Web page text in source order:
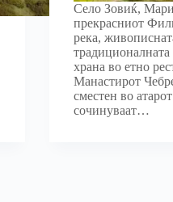
Село Зовиќ,
прекрасниот
река,
традиционалната
храна во етно
Манастирот
сместен во
сочинуваат…